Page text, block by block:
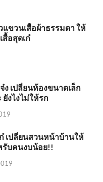
แขวนเสื้อผ้าธรรมดา ให้
สื้อสุดเก๋
จ๋ง เปลี่ยนห้องขนาดเล็ก
ยังไงไม่ให้รก
ก๋ เปลี่ยนสวนหน้าบ้านให้
รับคนงบน้อย!!